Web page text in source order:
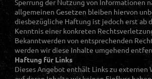
Sperrung der Nutzung von Informationen
allgemeinen Gesetzen bleiben hiervon
diesbezügliche Haftung ist jedoch erst ab
Kenntnis einer konkreten
Bekanntwerden von entsprechenden
werden wir diese Inhalte umgehend
Haftung für Links
Dieses Angebot enthält Links zu externen